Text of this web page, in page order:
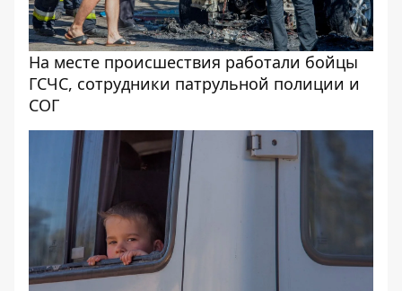
На месте происшествия работали бойцы
ГСЧС, сотрудники патрульной полиции и
СОГ